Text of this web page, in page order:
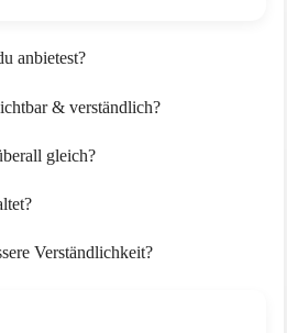
anbietest?
& verständlich?
gleich?
Verständlichkeit?